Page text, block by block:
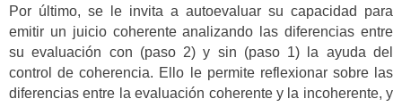
Por último, se le invita a autoevaluar su capacidad para
emitir un juicio coherente analizando las diferencias entre
su evaluación con (paso 2) y sin (paso 1) la ayuda del
control de coherencia. Ello le permite reflexionar sobre las
diferencias entre la evaluación coherente y la incoherente, y